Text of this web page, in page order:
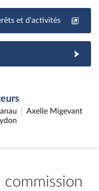
et d'activités
Axelle Migevant
commission